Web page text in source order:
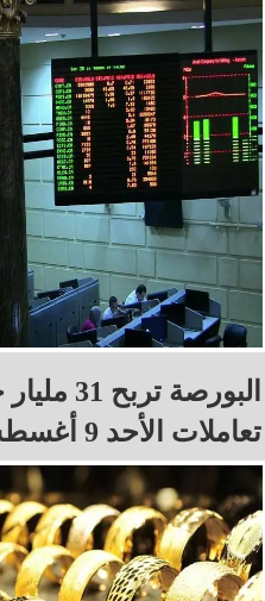
البورصة
تعاملات الأحد 9 أغسطس 2026